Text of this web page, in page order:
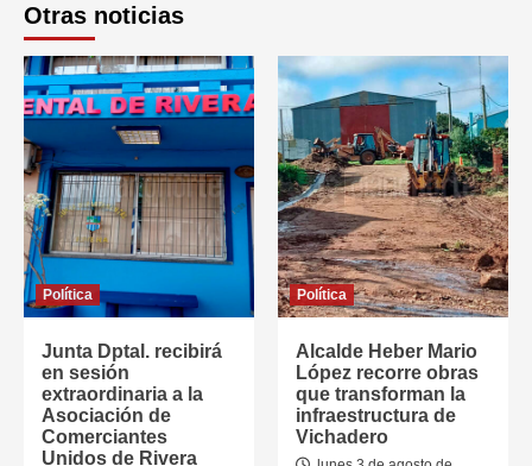
Otras noticias
Política
Junta Dptal. recibirá
en sesión
extraordinaria a la
Asociación de
Comerciantes
Unidos de Rivera
Política
Alcalde Heber Mario
López recorre obras
que transforman la
infraestructura de
Vichadero